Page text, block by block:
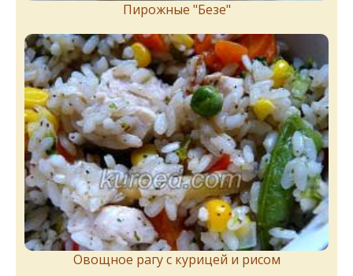
Пирожныe "Бeзe"
Овощное рагу с курицей и рисом